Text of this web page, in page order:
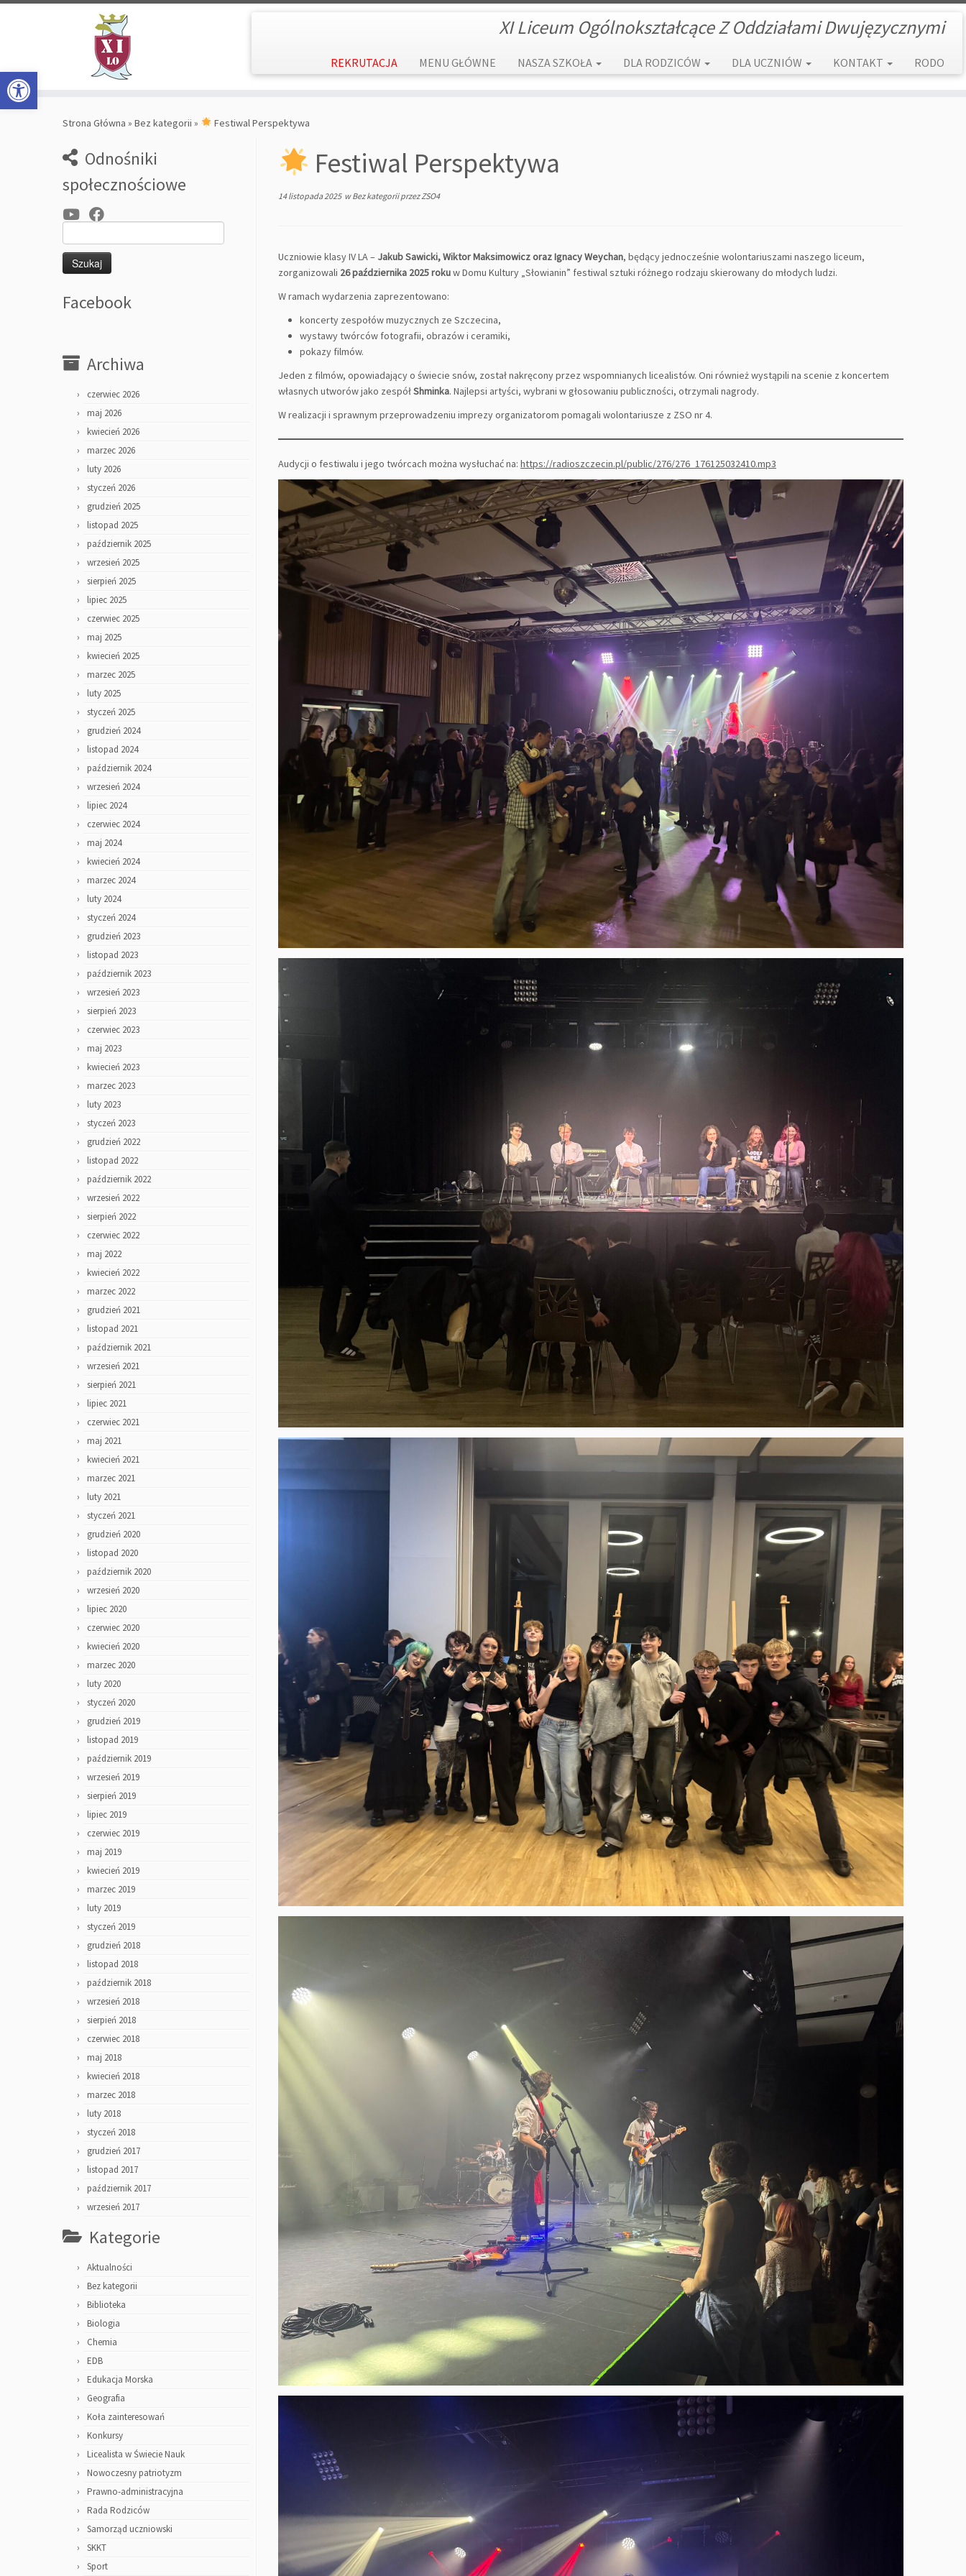
Open toolbar
Skip
XI Liceum Ogólnokształcące Z Oddziałami Dwujęzycznymi
REKRUTACJA MENU GŁÓWNE NASZA SZKOŁA DLA RODZICÓW DLA UCZNIÓW KONTAKT RODO
Strona Główna » Bez kategorii » Festiwal Perspektywa
Odnośniki
społecznościowe
Facebook
Archiwa
czerwiec 2026
maj 2026
kwiecień 2026
marzec 2026
luty 2026
styczeń 2026
grudzień 2025
listopad 2025
październik 2025
wrzesień 2025
sierpień 2025
lipiec 2025
czerwiec 2025
maj 2025
kwiecień 2025
marzec 2025
luty 2025
styczeń 2025
grudzień 2024
listopad 2024
październik 2024
wrzesień 2024
lipiec 2024
czerwiec 2024
maj 2024
kwiecień 2024
marzec 2024
luty 2024
styczeń 2024
grudzień 2023
listopad 2023
październik 2023
wrzesień 2023
sierpień 2023
czerwiec 2023
maj 2023
kwiecień 2023
marzec 2023
luty 2023
styczeń 2023
grudzień 2022
listopad 2022
październik 2022
wrzesień 2022
sierpień 2022
czerwiec 2022
maj 2022
kwiecień 2022
marzec 2022
grudzień 2021
listopad 2021
październik 2021
wrzesień 2021
sierpień 2021
lipiec 2021
czerwiec 2021
maj 2021
kwiecień 2021
marzec 2021
luty 2021
styczeń 2021
grudzień 2020
listopad 2020
październik 2020
wrzesień 2020
lipiec 2020
czerwiec 2020
kwiecień 2020
marzec 2020
luty 2020
styczeń 2020
grudzień 2019
listopad 2019
październik 2019
wrzesień 2019
sierpień 2019
lipiec 2019
czerwiec 2019
maj 2019
kwiecień 2019
marzec 2019
luty 2019
styczeń 2019
grudzień 2018
listopad 2018
październik 2018
wrzesień 2018
sierpień 2018
czerwiec 2018
maj 2018
kwiecień 2018
marzec 2018
luty 2018
styczeń 2018
grudzień 2017
listopad 2017
październik 2017
wrzesień 2017
Kategorie
Aktualności
Bez kategorii
Biblioteka
Biologia
Chemia
EDB
Edukacja Morska
Geografia
Koła zainteresowań
Konkursy
Licealista w Świecie Nauk
Nowoczesny patriotyzm
Prawno-administracyjna
Rada Rodziców
Samorząd uczniowski
SKKT
Sport
Festiwal Perspektywa
14 listopada 2025wBez kategoriiprzezZSO4
Uczniowie klasy IV LA – Jakub Sawicki, Wiktor Maksimowicz oraz Ignacy Weychan, będący jednocześnie wolontariuszami naszego liceum,
zorganizowali 26 października 2025 rokuw Domu Kultury „Słowianin” festiwal sztuki różnego rodzaju skierowany do młodych ludzi.
W ramach wydarzenia zaprezentowano:
koncerty zespołów muzycznych ze Szczecina,
wystawy twórców fotografii, obrazów i ceramiki,
pokazy filmów.
Jeden z filmów, opowiadający o świecie snów, został nakręcony przez wspomnianych licealistów. Oni również wystąpili na scenie z koncertem
własnych utworów jako zespółShminka. Najlepsi artyści, wybrani w głosowaniu publiczności, otrzymali nagrody.
W realizacji i sprawnym przeprowadzeniu imprezy organizatorom pomagali wolontariusze z ZSO nr 4.
Audycji o festiwalu i jego twórcach można wysłuchać na: https://radioszczecin.pl/public/276/276_176125032410.mp3